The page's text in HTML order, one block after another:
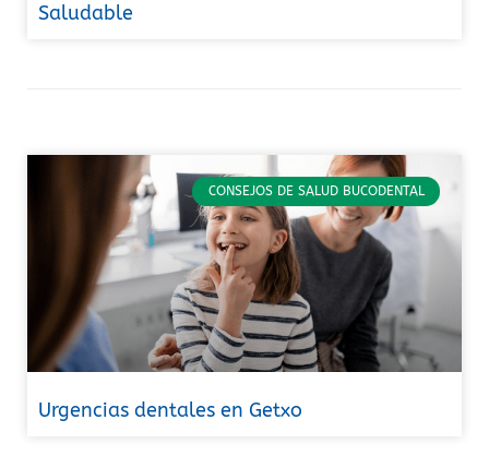
Saludable
CONSEJOS DE SALUD BUCODENTAL
Urgencias dentales en Getxo